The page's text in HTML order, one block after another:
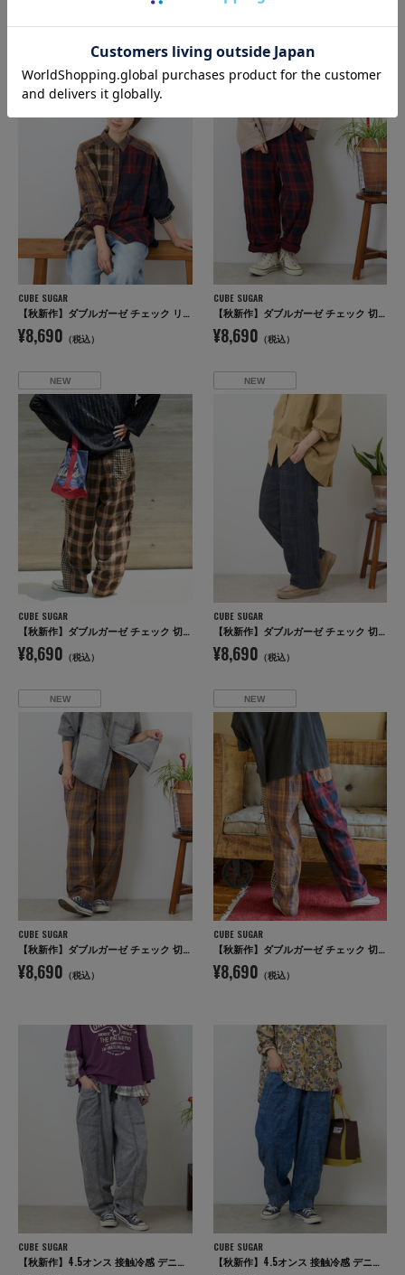
CUBE SUGAR
【秋新作】ダブルガーゼ チェック リバーシブル レギュラーシャツ
¥8,690 （税込）
CUBE SUGAR
【秋新作】ダブルガーゼ チェック 切替 イージーパンツ
¥8,690 （税込）
NEW
CUBE SUGAR
【秋新作】ダブルガーゼ チェック 切替 イージーパンツ
¥8,690 （税込）
NEW
CUBE SUGAR
【秋新作】ダブルガーゼ チェック 切替 イージーパンツ
¥8,690 （税込）
NEW
CUBE SUGAR
【秋新作】ダブルガーゼ チェック 切替 イージーパンツ
¥8,690 （税込）
NEW
CUBE SUGAR
【秋新作】ダブルガーゼ チェック 切替 イージーパンツ
¥8,690 （税込）
CUBE SUGAR
【秋新作】4.5オンス 接触冷感 デニム コクーンパンツ
CUBE SUGAR
【秋新作】4.5オンス 接触冷感 デニム コクーンパンツ